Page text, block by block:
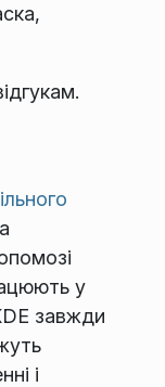
у
завжди
і